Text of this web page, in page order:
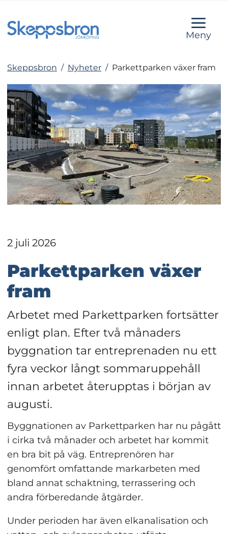
Meny
Skeppsbron / Nyheter / Parkettparken växer fram
2 juli 2026
Parkettparken växer
fram
Arbetet med Parkettparken fortsätter
enligt plan. Efter två månaders
byggnation tar entreprenaden nu ett
fyra veckor långt sommaruppehåll
innan arbetet återupptas i början av
augusti.
Byggnationen av Parkettparken har nu pågått
i cirka två månader och arbetet har kommit
en bra bit på väg. Entreprenören har
genomfört omfattande markarbeten med
bland annat schaktning, terrassering och
andra förberedande åtgärder.
Under perioden har även elkanalisation och